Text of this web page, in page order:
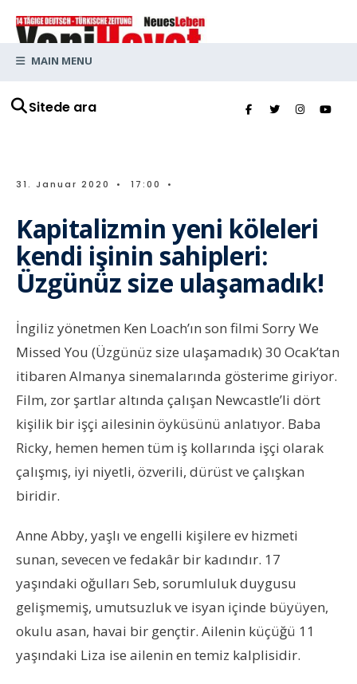
Sitede ara
MAIN MENU
31. Januar 2020 • 17:00 •
Kapitalizmin yeni köleleri
kendi işinin sahipleri:
Üzgünüz size ulaşamadık!
İngiliz yönetmen Ken Loach’ın son filmi Sorry We
Missed You (Üzgünüz size ulaşamadık) 30 Ocak’tan
itibaren Almanya sinemalarında gösterime giriyor.
Film, zor şartlar altında çalışan Newcastle’li dört
kişilik bir işçi ailesinin öyküsünü anlatıyor. Baba
Ricky, hemen hemen tüm iş kollarında işçi olarak
çalışmış, iyi niyetli, özverili, dürüst ve çalışkan
biridir.
Anne Abby, yaşlı ve engelli kişilere ev hizmeti
sunan, sevecen ve fedakâr bir kadındır. 17
yaşındaki oğulları Seb, sorumluluk duygusu
gelişmemiş, umutsuzluk ve isyan içinde büyüyen,
okulu asan, havai bir gençtir. Ailenin küçüğü 11
yaşındaki Liza ise ailenin en temiz kalplisidir.